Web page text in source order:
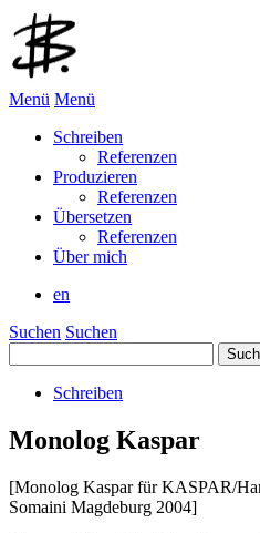
Menü Menü
Schreiben
Referenzen
Produzieren
Referenzen
Übersetzen
Referenzen
Über mich
en
Suchen Suchen
nach:
Schreiben
Monolog Kaspar
[Monolog Kaspar für KASPAR/
Somaini Magdeburg 2004]